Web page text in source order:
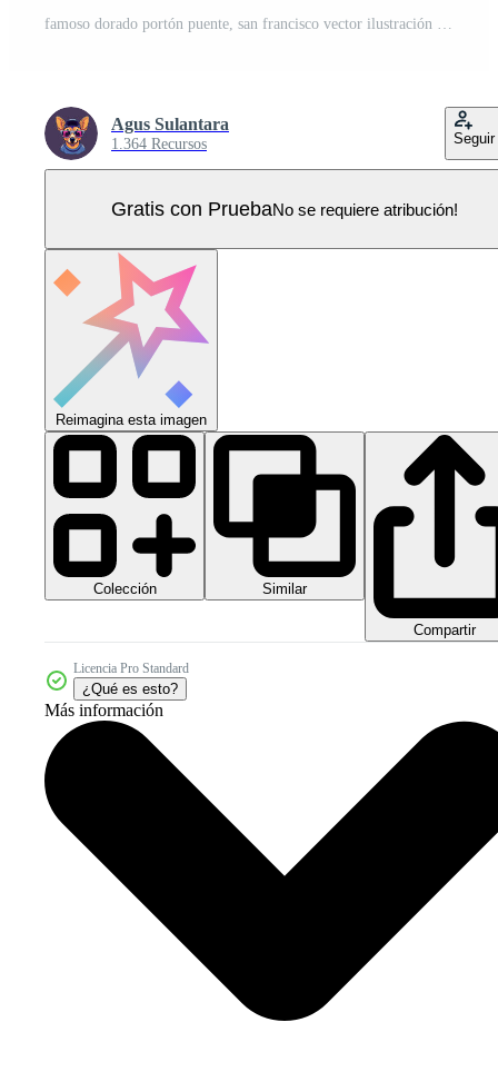
famoso dorado portón puente, san francisco vector ilustración Vector Pro
Agus Sulantara
1.364 Recursos Seguir
Gratis con PruebaNo se requiere atribución!
Reimagina esta imagen
Colección Similar
Compartir
Licencia Pro Standard
¿Qué es esto?
Más información